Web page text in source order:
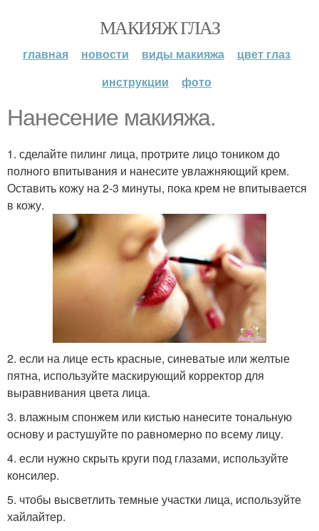
МАКИЯЖ ГЛАЗ
главная новости виды макияжа
цвет глаз
инструкции
фото
Нанесение макияжа.
1. сделайте пилинг лица, протрите лицо тоником до
полного впитывания и нанесите увлажняющий крем.
Оставить кожу на 2-3 минуты, пока крем не впитывается
в кожу.
2. если на лице есть красные, синеватые или желтые
пятна, используйте маскирующий корректор для
выравнивания цвета лица.
3. влажным спонжем или кистью нанесите тональную
основу и растушуйте по равномерно по всему лицу.
4. если нужно скрыть круги под глазами, используйте
консилер.
5. чтобы высветлить темные участки лица, используйте
хайлайтер.